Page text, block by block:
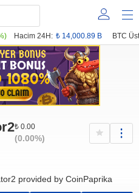
Hacim 24H: ₺ 14,000.89 B BTC
₺ 0.00
(0.00%)
provided by CoinPaprika